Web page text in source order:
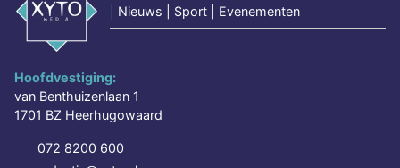
Nieuws | Sport | Evenementen
Hoofdvestiging:
van Benthuizenlaan 1
1701 BZ Heerhugowaard
072 8200 600